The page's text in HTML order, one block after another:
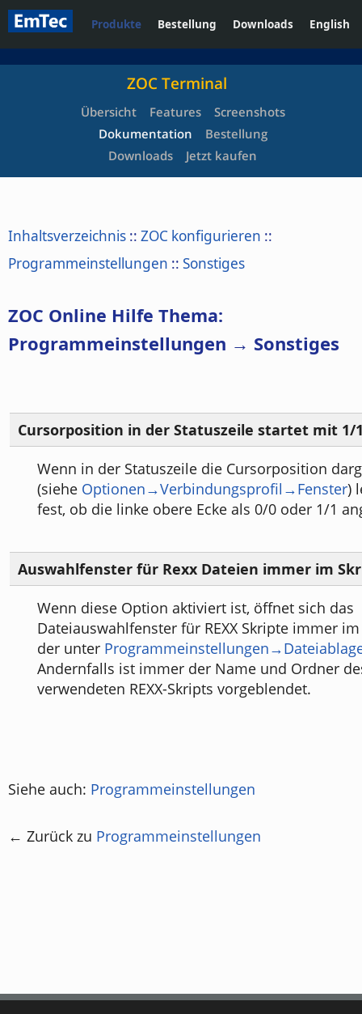
Produkte Bestellung Downloads English
ZOC Terminal
Übersicht Features
Screenshots
Dokumentation
Bestellung
Downloads
Jetzt kaufen
Inhaltsverzeichnis :: ZOC konfigurieren ::
Programmeinstellungen :: Sonstiges
ZOC Online Hilfe Thema:
Programmeinstellungen → Sonstiges
Cursorposition in der Statuszeile startet mit 1/
Wenn in der Statuszeile die Cursorposition
(siehe Optionen→Verbindungsprofil→Fenster)
fest, ob die linke obere Ecke als 0/0 oder 1/1
Auswahlfenster für Rexx Dateien immer im
Wenn diese Option aktiviert ist, öffnet sich das
Dateiauswahlfenster für REXX Skripte immer
der unter
Andernfalls ist immer der Name und Ordner
verwendeten REXX-Skripts vorgeblendet.
Siehe auch: Programmeinstellungen
← Zurück zu Programmeinstellungen